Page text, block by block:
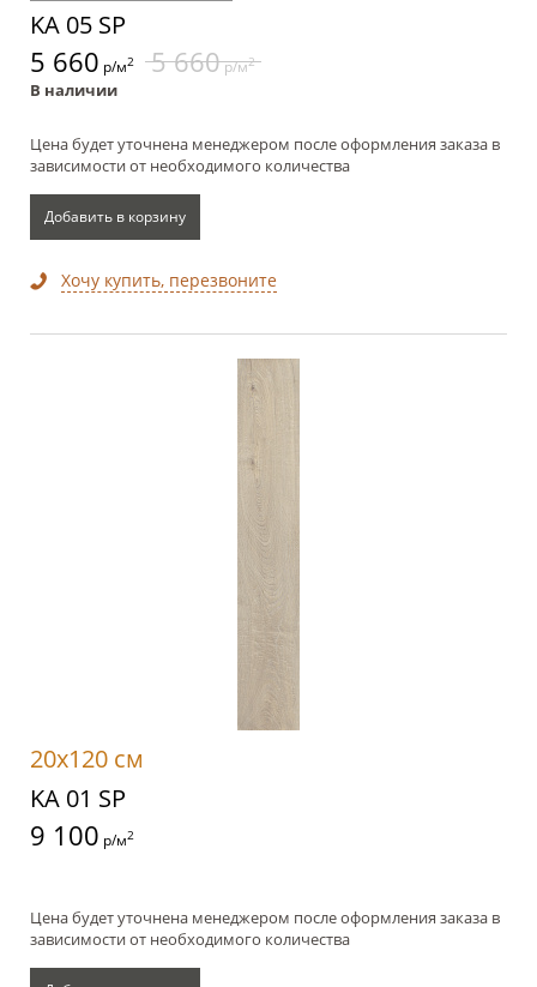
KA 05 SP
5 660 р/м2 5 660р/м2
В наличии
Цена будет уточнена менеджером после оформления заказа в
зависимости от необходимого количества
Добавить в корзину
Хочу купить, перезвоните
20x120 см
KA 01 SP
9 100 р/м2
Цена будет уточнена менеджером после оформления заказа в
зависимости от необходимого количества